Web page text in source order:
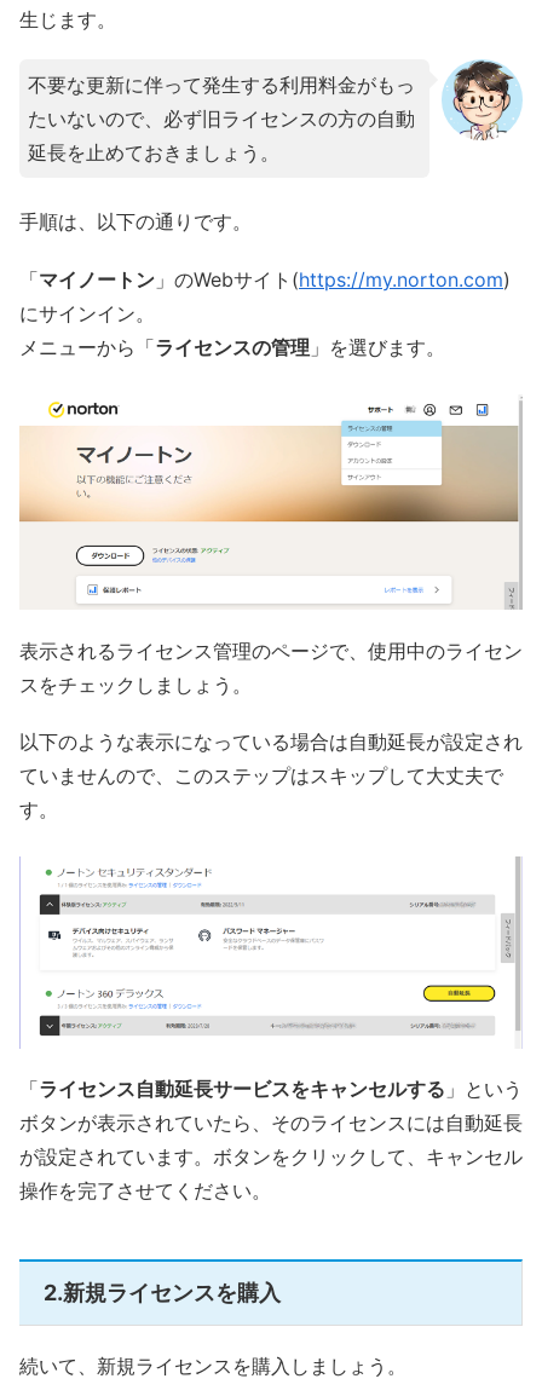
生じます。
不要な更新に伴って発生する利用料金がもっ
たいないので、必ず旧ライセンスの方の自動
延長を止めておきましょう。
手順は、以下の通りです。
「マイノートン 」のWebサイト(https://my.norton.com)
にサインイン。
メニューから「ライセンスの管理 」を選びます。
表示されるライセンス管理のページで、使用中のライセン
スをチェックしましょう。
以下のような表示になっている場合は自動延長が設定され
ていませんので、このステップはスキップして大丈夫で
す。
「ライセンス自動延長サービスをキャンセルする 」という
ボタンが表示されていたら、そのライセンスには自動延長
が設定されています。ボタンをクリックして、キャンセル
操作を完了させてください。
2.新規ライセンスを購入
続いて、新規ライセンスを購入しましょう。